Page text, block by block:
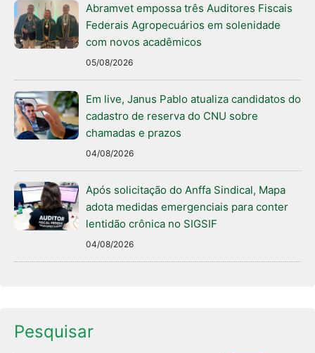
Abramvet empossa três Auditores Fiscais
Federais Agropecuários em solenidade
com novos acadêmicos
05/08/2026
Em live, Janus Pablo atualiza candidatos do
cadastro de reserva do CNU sobre
chamadas e prazos
04/08/2026
Após solicitação do Anffa Sindical, Mapa
adota medidas emergenciais para conter
lentidão crônica no SIGSIF
04/08/2026
Pesquisar